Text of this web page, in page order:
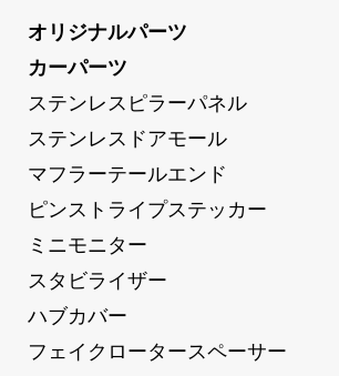
オリジナルパーツ
カーパーツ
ステンレスピラーパネル
ステンレスドアモール
マフラーテールエンド
ピンストライプステッカー
ミニモニター
スタビライザー
ハブカバー
フェイクロータースペーサー